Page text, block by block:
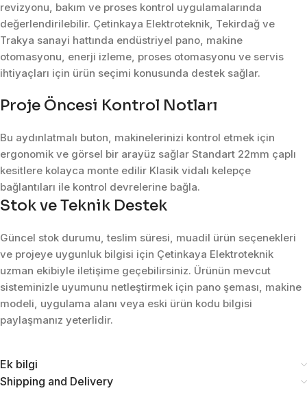
revizyonu, bakım ve proses kontrol uygulamalarında
değerlendirilebilir. Çetinkaya Elektroteknik, Tekirdağ ve
Trakya sanayi hattında endüstriyel pano, makine
otomasyonu, enerji izleme, proses otomasyonu ve servis
ihtiyaçları için ürün seçimi konusunda destek sağlar.
Proje Öncesi Kontrol Notları
Bu aydınlatmalı buton, makinelerinizi kontrol etmek için
ergonomik ve görsel bir arayüz sağlar Standart 22mm çaplı
kesitlere kolayca monte edilir Klasik vidalı kelepçe
bağlantıları ile kontrol devrelerine bağla.
Stok ve Teknik Destek
Güncel stok durumu, teslim süresi, muadil ürün seçenekleri
ve projeye uygunluk bilgisi için Çetinkaya Elektroteknik
uzman ekibiyle iletişime geçebilirsiniz. Ürünün mevcut
sisteminizle uyumunu netleştirmek için pano şeması, makine
modeli, uygulama alanı veya eski ürün kodu bilgisi
paylaşmanız yeterlidir.
Ek bilgi
Shipping and Delivery